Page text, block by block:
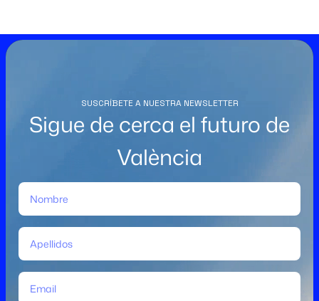
SUSCRÍBETE A NUESTRA NEWSLETTER
Sigue de cerca el futuro de
València